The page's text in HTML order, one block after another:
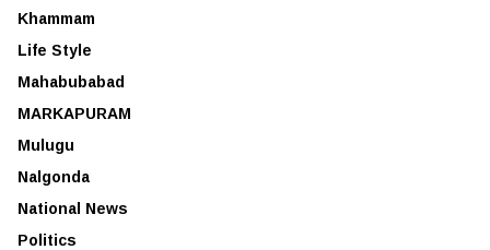
Khammam
Life Style
Mahabubabad
MARKAPURAM
Mulugu
Nalgonda
National News
Politics